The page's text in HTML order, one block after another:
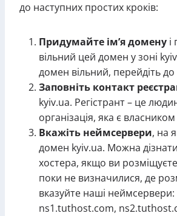
до наступних простих кроків:
Придумайте ім’я домену і
вільний цей домен у зоні
домен вільний, перейдіть до
Заповніть контакт
kyiv.ua. Регістрант – це
організація, яка є
Вкажіть неймсервери, на
домен kyiv.ua. Можна
хостера, якщо ви
поки не визначилися, де
вказуйте наші неймсервери:
ns1.tuthost.com,